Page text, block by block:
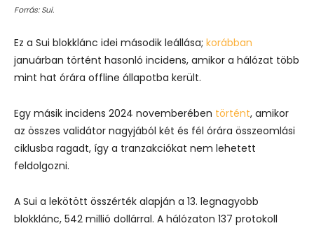
Forrás: Sui.
Ez a Sui blokklánc idei második leállása; korábban
januárban történt hasonló incidens, amikor a hálózat több
mint hat órára offline állapotba került.
Egy másik incidens 2024 novemberében történt, amikor
az összes validátor nagyjából két és fél órára összeomlási
ciklusba ragadt, így a tranzakciókat nem lehetett
feldolgozni.
A Sui a lekötött összérték alapján a 13. legnagyobb
blokklánc, 542 millió dollárral. A hálózaton 137 protokoll